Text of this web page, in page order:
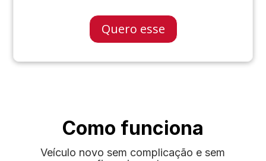
Quero esse
Como funciona
Veículo novo sem complicação e sem